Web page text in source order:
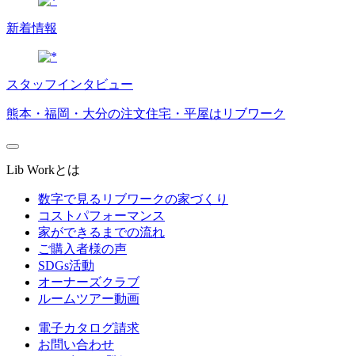
新着情報
スタッフインタビュー
熊本・福岡・大分の注文住宅・平屋はリブワーク
Lib Workとは
数字で見るリブワークの家づくり
コストパフォーマンス
家ができるまでの流れ
ご購入者様の声
SDGs活動
オーナーズクラブ
ルームツアー動画
電子カタログ請求
お問い合わせ